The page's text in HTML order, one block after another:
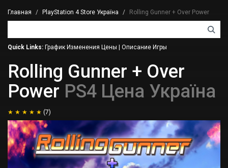
Главная PlayStation 4 Store Україна Rolling Gunner + Over Power
Quick Links: График Изменения Цены Описание Игры
Rolling Gunner + Over
Power PS4 Цена Україна
(7)